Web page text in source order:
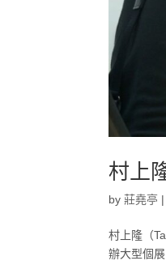
村上
by莊堯亭
村上隆（
辦大型個